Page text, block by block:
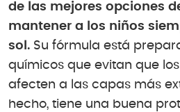
de las mejores opciones
mantener a los niños
sol. Su fórmula está
químicos que evitan que
afecten a las capas más
hecho, tiene una buena